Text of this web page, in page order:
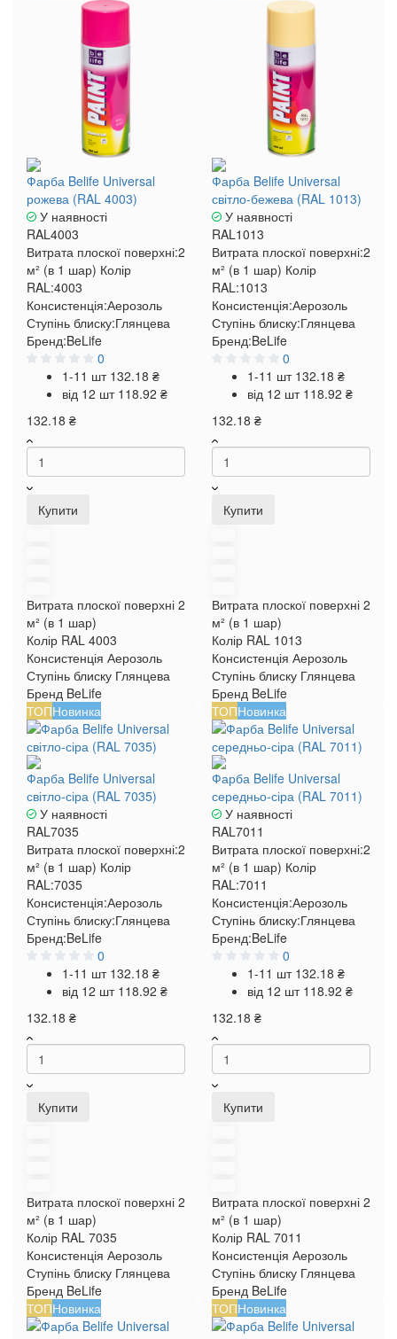
Фарба Belife Universal
рожева (RAL 4003)
У наявності
RAL4003
Витрата плоскої поверхні:2
м² (в 1 шар) Колір
RAL:4003
Консистенція:Аерозоль
Ступінь блиску:Глянцева
Бренд:BeLife
0
1-11 шт 132.18 ₴
від 12 шт 118.92 ₴
132.18 ₴
Купити
Витрата плоскої поверхні 2
м² (в 1 шар)
Колір RAL 4003
Консистенція Аерозоль
Ступінь блиску Глянцева
Бренд BeLife
Фарба Belife Universal
світло-бежева (RAL 1013)
У наявності
RAL1013
Витрата плоскої поверхні:2
м² (в 1 шар) Колір
RAL:1013
Консистенція:Аерозоль
Ступінь блиску:Глянцева
Бренд:BeLife
0
1-11 шт 132.18 ₴
від 12 шт 118.92 ₴
132.18 ₴
Купити
Витрата плоскої поверхні 2
м² (в 1 шар)
Колір RAL 1013
Консистенція Аерозоль
Ступінь блиску Глянцева
Бренд BeLife
ТОПНовинка
Фарба Belife Universal
світло-сіра (RAL 7035)
У наявності
RAL7035
Витрата плоскої поверхні:2
м² (в 1 шар) Колір
RAL:7035
Консистенція:Аерозоль
Ступінь блиску:Глянцева
Бренд:BeLife
0
1-11 шт 132.18 ₴
від 12 шт 118.92 ₴
132.18 ₴
Купити
Витрата плоскої поверхні 2
м² (в 1 шар)
Колір RAL 7035
Консистенція Аерозоль
Ступінь блиску Глянцева
Бренд BeLife
ТОПНовинка
Фарба Belife Universal
середньо-сіра (RAL 7011)
У наявності
RAL7011
Витрата плоскої поверхні:2
м² (в 1 шар) Колір
RAL:7011
Консистенція:Аерозоль
Ступінь блиску:Глянцева
Бренд:BeLife
0
1-11 шт 132.18 ₴
від 12 шт 118.92 ₴
132.18 ₴
Купити
Витрата плоскої поверхні 2
м² (в 1 шар)
Колір RAL 7011
Консистенція Аерозоль
Ступінь блиску Глянцева
Бренд BeLife
ТОПНовинка ТОПНовинка